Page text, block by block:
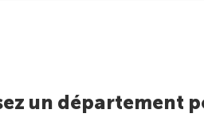
un département